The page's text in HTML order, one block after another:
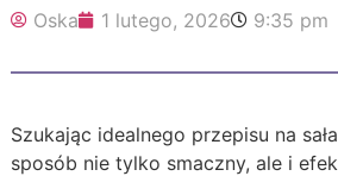
Oska 1 lutego, 2026 9:35 pm
Szukając idealnego przepisu na
sposób nie tylko smaczny, ale i